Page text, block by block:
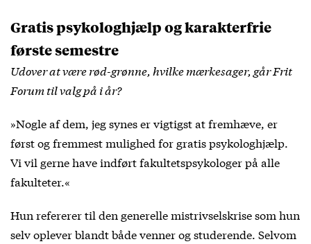
Gratis psykologhjælp og karakterfrie
første semestre
Udover at være rød-grønne, hvilke mærkesager, går Frit
Forum til valg på i år?
»Nogle af dem, jeg synes er vigtigst at fremhæve, er
først og fremmest mulighed for gratis psykologhjælp.
Vi vil gerne have indført fakultetspsykologer på alle
fakulteter.«
Hun refererer til den generelle mistrivselskrise som hun
selv oplever blandt både venner og studerende. Selvom